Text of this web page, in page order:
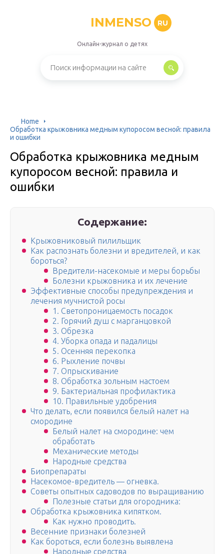
INMENSO RU
Онлайн-журнал о детях
Home
Обработка крыжовника медным купоросом весной: правила
и ошибки
Обработка крыжовника медным
купоросом весной: правила и
ошибки
Содержание:
Крыжовниковый пилильщик
Как распознать болезни и вредителей, и как
бороться?
Вредители-насекомые и меры борьбы
Болезни крыжовника и их лечение
Эффективные способы предупреждения и
лечения мучнистой росы
1. Светопроницаемость посадок
2. Горячий душ с марганцовкой
3. Обрезка
4. Уборка опада и падалицы
5. Осенняя перекопка
6. Рыхление почвы
7. Опрыскивание
8. Обработка зольным настоем
9. Бактериальная профилактика
10. Правильные удобрения
Что делать, если появился белый налет на
смородине
Белый налет на смородине: чем
обработать
Механические методы
Народные средства
Биопрепараты
Насекомое-вредитель — огневка.
Советы опытных садоводов по выращиванию
Полезные статьи для огородника:
Обработка крыжовника кипятком.
Как нужно проводить.
Весенние признаки болезней
Как бороться, если болезнь выявлена
Народные средства